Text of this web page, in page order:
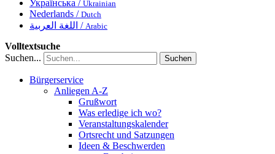
Українська / Ukrainian
Nederlands / Dutch
اللغة العربية / Arabic
Volltextsuche
Suchen...
Suchen
Bürgerservice
Anliegen A-Z
Grußwort
Was erledige ich wo?
Veranstaltungskalender
Ortsrecht und Satzungen
Ideen & Beschwerden